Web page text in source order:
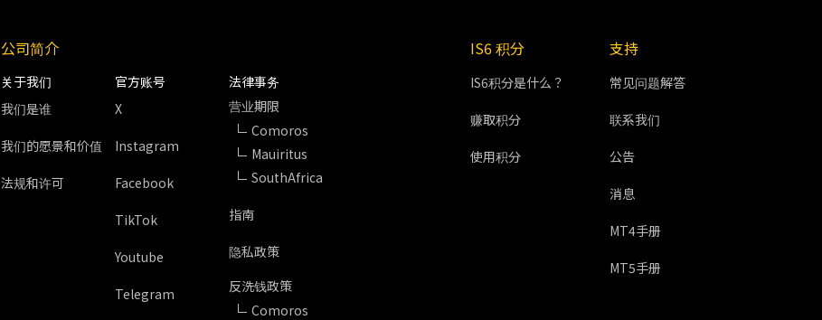
公司简介
关于我们
我们是谁
我们的愿景和价值
法规和许可
官方账号
X
Instagram
Facebook
TikTok
Youtube
Telegram
法律事务
营业期限
Comoros
Mauiritus
SouthAfrica
指南
隐私政策
反洗钱政策
Comoros
IS6 积分
IS6积分是什么？
赚取积分
使用积分
支持
常见问题解答
联系我们
公告
消息
MT4手册
MT5手册